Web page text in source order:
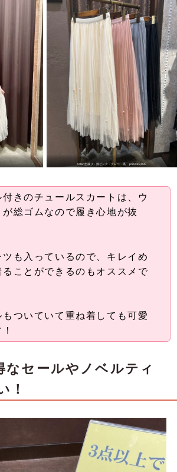
color:生成り・淡ピンク・グレー・黒 price:¥3,000
付きのチュールスカートは、ウ
が総ゴムなので履き心地が抜
ツも入っているので、キレイめ
ることができるのもオススメで
もついていて重ね着しても可愛
なセールやノベルティ
！